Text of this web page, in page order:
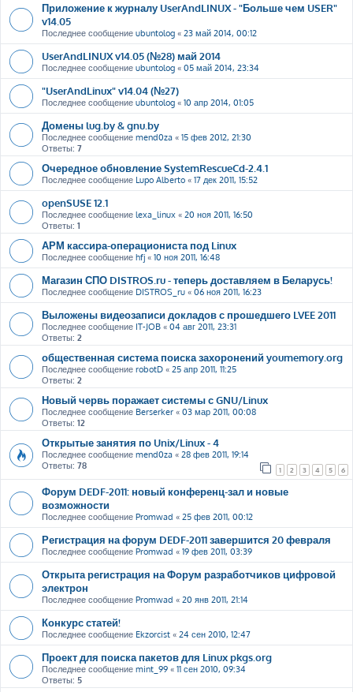
Приложение к журналу UserAndLINUX - "Больше чем USER"
v14.05
Последнее сообщение ubuntolog « 23 май 2014, 00:12
UserAndLINUX v14.05 (№28) май 2014
Последнее сообщение ubuntolog « 05 май 2014, 23:34
"UserAndLinux" v14.04 (№27)
Последнее сообщение ubuntolog « 10 апр 2014, 01:05
Домены lug.by & gnu.by
Последнее сообщение mend0za « 15 фев 2012, 21:30
Ответы: 7
Очередное обновление SystemRescueCd-2.4.1
Последнее сообщение Lupo Alberto « 17 дек 2011, 15:52
openSUSE 12.1
Последнее сообщение lexa_linux « 20 ноя 2011, 16:50
Ответы: 1
АРМ кассира-операциониста под Linux
Последнее сообщение hfj « 10 ноя 2011, 16:48
Магазин СПО DISTROS.ru - теперь доставляем в Беларусь!
Последнее сообщение DISTROS_ru « 06 ноя 2011, 16:23
Выложены видеозаписи докладов с прошедшего LVEE 2011
Последнее сообщение IT-JOB « 04 авг 2011, 23:31
Ответы: 2
общественная система поиска захоронений youmemory.org
Последнее сообщение robotD « 25 апр 2011, 11:25
Ответы: 2
Новый червь поражает системы с GNU/Linux
Последнее сообщение Berserker « 03 мар 2011, 00:08
Ответы: 12
Открытые занятия по Unix/Linux - 4
Последнее сообщение mend0za « 28 фев 2011, 19:14
Ответы: 78 1 2 3 4 5 6
Форум DEDF-2011: новый конференц-зал и новые
возможности
Последнее сообщение Promwad « 25 фев 2011, 00:12
Регистрация на форум DEDF-2011 завершится 20 февраля
Последнее сообщение Promwad « 19 фев 2011, 03:39
Открыта регистрация на Форум разработчиков цифровой
электрон
Последнее сообщение Promwad « 20 янв 2011, 21:14
Конкурс статей!
Последнее сообщение Ekzorcist « 24 сен 2010, 12:47
Проект для поиска пакетов для Linux pkgs.org
Последнее сообщение mint_99 « 11 сен 2010, 09:34
Ответы: 5